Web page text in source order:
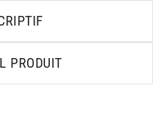
PRODUIT